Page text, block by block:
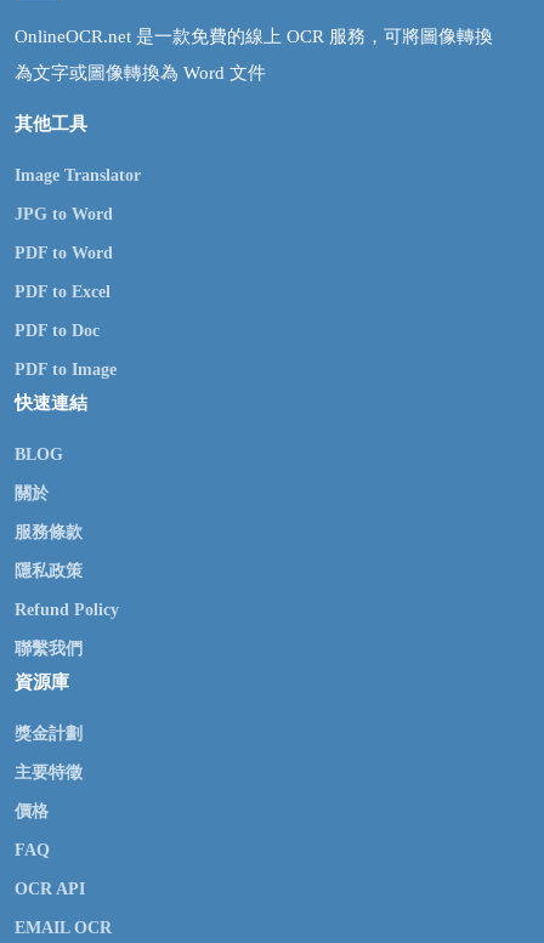
OnlineOCR.net 是一款免費的線上 OCR 服務，可將圖像轉換
為文字或圖像轉換為 Word 文件
其他工具
Image Translator
JPG to Word
PDF to Word
PDF to Excel
PDF to Doc
PDF to Image
快速連結
BLOG
關於
服務條款
隱私政策
Refund Policy
聯繫我們
資源庫
獎金計劃
主要特徵
價格
FAQ
OCR API
EMAIL OCR